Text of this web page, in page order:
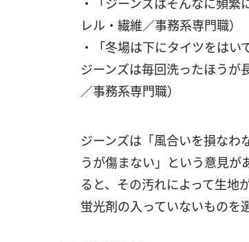
・「ジーンズはそんなに頻
レル・繊維／事務系専門職）
・「冬場は下にタイツをはい
ジーンズは毎回洗ったほうが
／事務系専門職）
ジーンズは「風合いを損なわ
うが傷まない」という意見が
ると、その汚れによって生地
蛍光剤の入っていないものを